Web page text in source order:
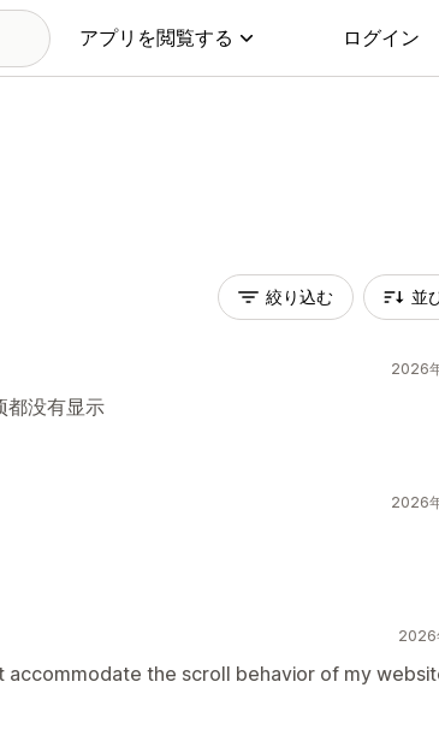
アプリを閲覧する ログイン
絞り込む 並
2026
都没有显示
2026
2026
accommodate the scroll behavior of my